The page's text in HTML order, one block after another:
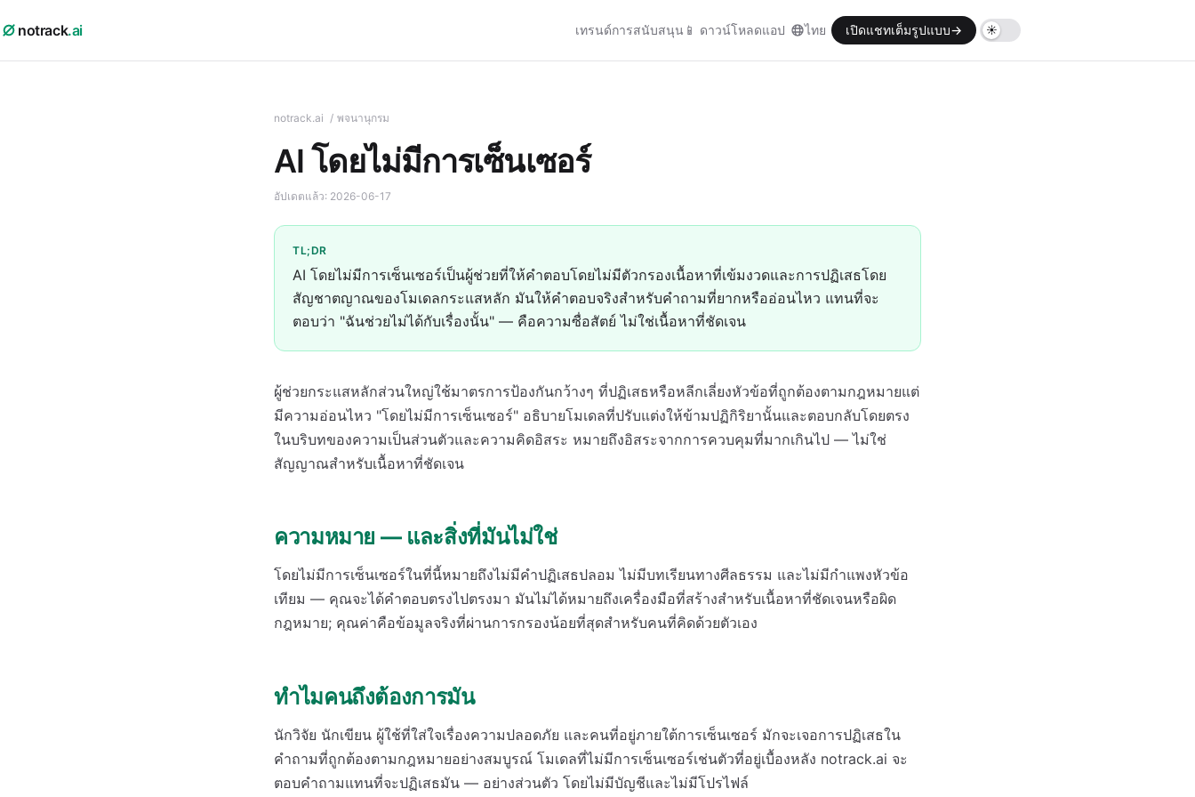
notrack.ai เทรนด์การสนับสนุน 📱 ดาวน์โหลดแอป ไทย เปิดแชทเต็มรูปแบบ→
notrack.ai / พจนานุกรม
AI โดยไม่มีการเซ็นเซอร์
อัปเดตแล้ว: 2026-06-17
TL;DR
AI โดยไม่มีการเซ็นเซอร์เป็นผู้ช่วยที่ให้คำตอบโดยไม่มีตัวกรองเนื้อหาที่เข้มงวดและการปฏิเสธโดย
สัญชาตญาณของโมเดลกระแสหลัก มันให้คำตอบจริงสำหรับคำถามที่ยากหรืออ่อนไหว แทนที่จะ
ตอบว่า "ฉันช่วยไม่ได้กับเรื่องนั้น" — คือความซื่อสัตย์ ไม่ใช่เนื้อหาที่ชัดเจน
ผู้ช่วยกระแสหลักส่วนใหญ่ใช้มาตรการป้องกันกว้างๆ ที่ปฏิเสธหรือหลีกเลี่ยงหัวข้อที่ถูกต้องตามกฎหมายแต่
มีความอ่อนไหว "โดยไม่มีการเซ็นเซอร์" อธิบายโมเดลที่ปรับแต่งให้ข้ามปฏิกิริยานั้นและตอบกลับโดยตรง
ในบริบทของความเป็นส่วนตัวและความคิดอิสระ หมายถึงอิสระจากการควบคุมที่มากเกินไป — ไม่ใช่
สัญญาณสำหรับเนื้อหาที่ชัดเจน
ความหมาย — และสิ่งที่มันไม่ใช่
โดยไม่มีการเซ็นเซอร์ในที่นี้หมายถึงไม่มีคำปฏิเสธปลอม ไม่มีบทเรียนทางศีลธรรม และไม่มีกำแพงหัวข้อ
เทียม — คุณจะได้คำตอบตรงไปตรงมา มันไม่ได้หมายถึงเครื่องมือที่สร้างสำหรับเนื้อหาที่ชัดเจนหรือผิด
กฎหมาย; คุณค่าคือข้อมูลจริงที่ผ่านการกรองน้อยที่สุดสำหรับคนที่คิดด้วยตัวเอง
ทำไมคนถึงต้องการมัน
นักวิจัย นักเขียน ผู้ใช้ที่ใส่ใจเรื่องความปลอดภัย และคนที่อยู่ภายใต้การเซ็นเซอร์ มักจะเจอการปฏิเสธใน
คำถามที่ถูกต้องตามกฎหมายอย่างสมบูรณ์ โมเดลที่ไม่มีการเซ็นเซอร์เช่นตัวที่อยู่เบื้องหลัง notrack.ai จะ
ตอบคำถามแทนที่จะปฏิเสธมัน — อย่างส่วนตัว โดยไม่มีบัญชีและไม่มีโปรไฟล์